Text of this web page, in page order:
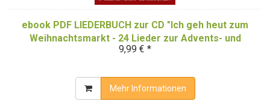
ebook PDF LIEDERBUCH zur CD "Ich geh heut zum
Weihnachtsmarkt - 24 Lieder zur Advents- und
Weihnachtszeit"
9,99 € *
Mehr Informationen